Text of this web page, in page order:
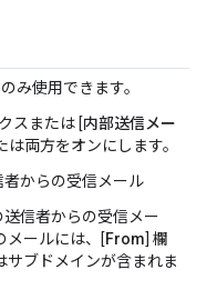
み使用できます。
スまたは [内部送信メー
両方をオンにします。
者からの受信メール
送信者からの受信メー
メールには、[From] 欄
サブドメインが含まれま